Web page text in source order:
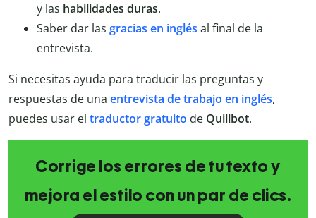
y las habilidades duras.
Saber dar las gracias en inglés al final de la
entrevista.
Si necesitas ayuda para traducir las preguntas y
respuestas de una entrevista de trabajo en inglés,
puedes usar el traductor gratuito de Quillbot.
Corrige los errores de tu texto y
mejora el estilo con un par de clics.